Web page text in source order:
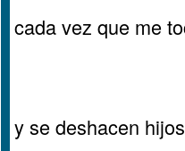
cada vez que me
y se deshacen